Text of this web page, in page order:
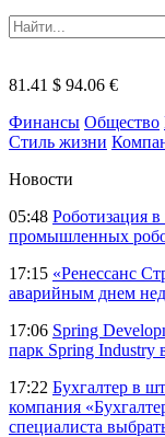
81.41 $ 94.06 €
Финансы Общество
Стиль жизни
Новости
05:48 Роботизация
промышленных
17:15 «Ренессанс
аварийным днем
17:06 Spring
парк Spring
17:22 Бухгалтер в
компания
специалиста